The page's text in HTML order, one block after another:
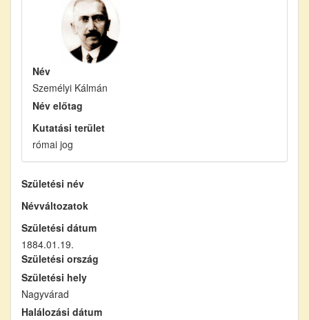
Név
Személyi Kálmán
Név előtag
Kutatási terület
római jog
Születési név
Névváltozatok
Születési dátum
1884.01.19.
Születési ország
Születési hely
Nagyvárad
Halálozási dátum